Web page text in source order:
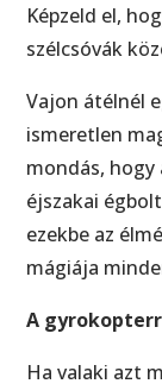
Képzeld el,
szélcsóvák
Vajon átélnél
ismeretlen
mondás,
éjszakai
ezekbe az
mágiája
A
Ha valaki azt